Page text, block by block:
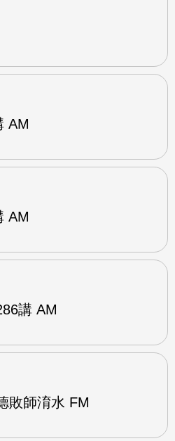
AM
AM
講 AM
敗師淯水 FM